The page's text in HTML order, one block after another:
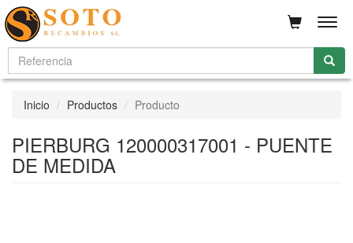
Inicio Productos Producto
PIERBURG 120000317001 - PUENTE
DE MEDIDA